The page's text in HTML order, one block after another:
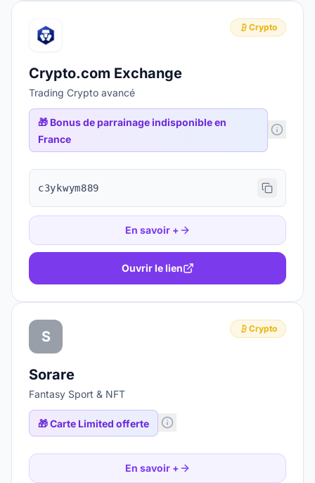
Crypto
Crypto.com Exchange
Trading Crypto avancé
🎁 Bonus de parrainage indisponible en
France
c3ykwym889
En savoir +
Ouvrir le lien
S Crypto
Sorare
Fantasy Sport & NFT
🎁Carte Limited offerte
En savoir +